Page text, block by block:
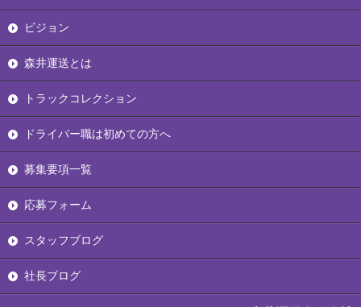
ビジョン
森井運送とは
トラックコレクション
ドライバー職は初めての方へ
募集要項一覧
応募フォーム
スタッフブログ
社長ブログ